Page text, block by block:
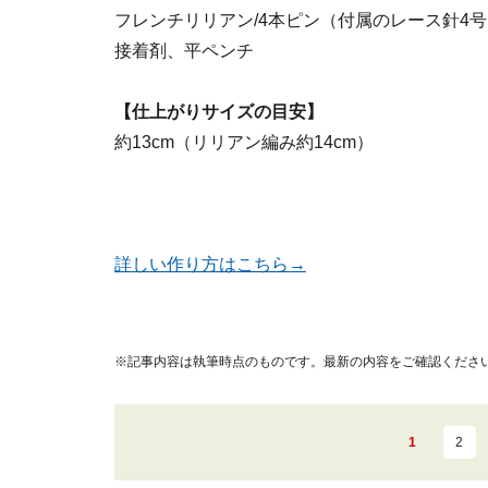
フレンチリリアン/4本ピン（付属のレース針4号
接着剤、平ペンチ
【仕上がりサイズの目安】
約13cm（リリアン編み約14cm）
詳しい作り方はこちら→
※記事内容は執筆時点のものです。最新の内容をご確認くださ
1 2